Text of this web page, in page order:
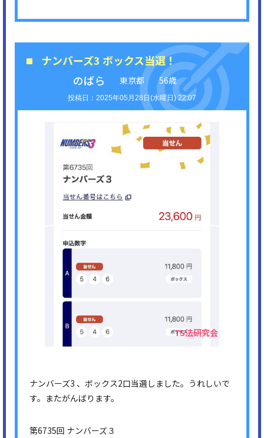
ナンバーズ3 ボックス当選！
のばら
東京都 56歳
2025年05月28日(水曜日) 22:07
ナンバーズ3 、ボックス2口当選しました。うれしいで
す。またがんばります。
第6735回 ナンバーズ３